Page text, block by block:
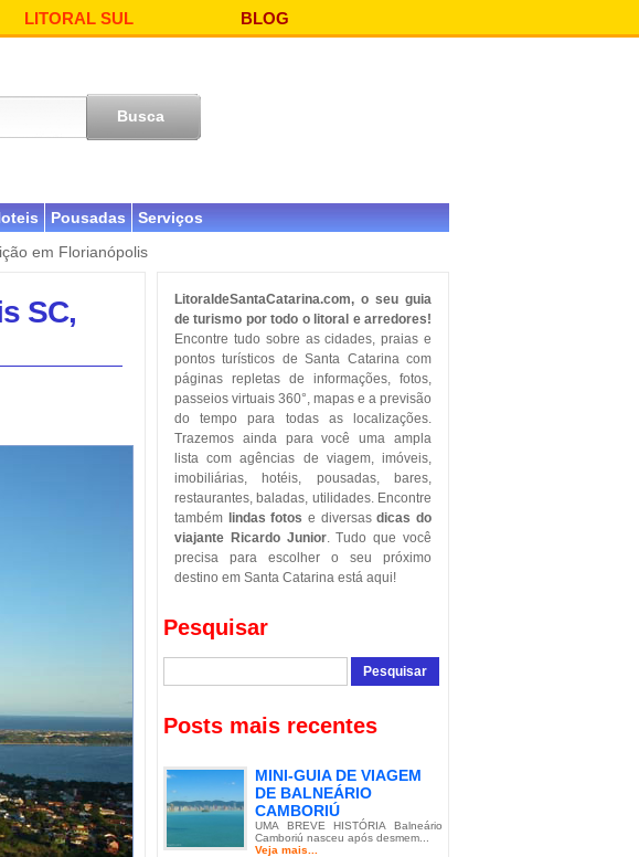
LITORAL SUL BLOG
Pousadas
Serviços
em Florianópolis
SC,
LitoraldeSantaCatarina.com, o seu guia
de turismo por todo o litoral e arredores!
Encontre tudo sobre as cidades, praias e
pontos turísticos de Santa Catarina com
páginas repletas de informações, fotos,
passeios virtuais 360°, mapas e a previsão
do tempo para todas as localizações.
Trazemos ainda para você uma ampla
lista com agências de viagem, imóveis,
imobiliárias, hotéis, pousadas, bares,
restaurantes, baladas, utilidades. Encontre
também
lindas fotos e diversasdicas do
viajante Ricardo Junior. Tudo que você
precisa para escolher o seu próximo
destino em Santa Catarina está aqui!
Pesquisar
Posts mais recentes
MINI-GUIA DE VIAGEM
DE BALNEÁRIO
CAMBORIÚ
UMA BREVE HISTÓRIA Balneário
Camboriú nasceu após desmem...
Veja mais...